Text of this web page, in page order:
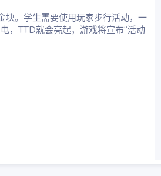
块。学生需要使用玩家步行活动，一
，TTD就会亮起，游戏将宣布“活动